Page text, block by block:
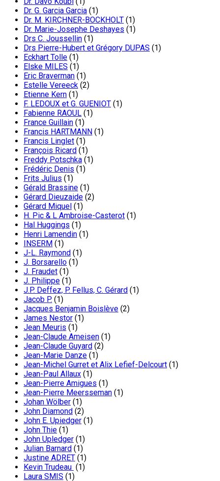
Dr. G. Garcia Garcia (1)
Dr. M. KIRCHNER-BOCKHOLT (1)
Dr. Marie-Josephe Deshayes (1)
Drs C. Joussellin (1)
Drs Pierre-Hubert et Grégory DUPAS (1)
Eckhart Tolle (1)
Elske MILES (1)
Eric Braverman (1)
Estelle Vereeck (2)
Etienne Kern (1)
F. LEDOUX et G. GUENIOT (1)
Fabienne RAOUL (1)
France Guillain (1)
Francis HARTMANN (1)
Francis Linglet (1)
François Ricard (1)
Freddy Potschka (1)
Frédéric Denis (1)
Frits Julius (1)
Gérald Brassine (1)
Gérard Dieuzaide (2)
Gérard Miquel (1)
H. Pic & L Ambroise-Casterot (1)
Hal Huggings (1)
Henri Lamendin (1)
INSERM (1)
J-L. Raymond (1)
J. Borsarello (1)
J. Fraudet (1)
J. Philippe (1)
J.P. Deffez, P. Fellus, C. Gérard (1)
Jacob P. (1)
Jacques Benjamin Boislève (2)
James Nestor (1)
Jean Meuris (1)
Jean-Claude Ameisen (1)
Jean-Claude Guyard (2)
Jean-Marie Danze (1)
Jean-Michel Gurret et Alix Lefief-Delcourt (1)
Jean-Paul Allaux (1)
Jean-Pierre Amigues (1)
Jean-Pierre Meersseman (1)
Johan Wölber (1)
John Diamond (2)
John E. Upiedger (1)
John Thie (1)
John Upledger (1)
Julian Barnard (1)
Justine ADRET (1)
Kevin Trudeau (1)
Laura SMIS (1)